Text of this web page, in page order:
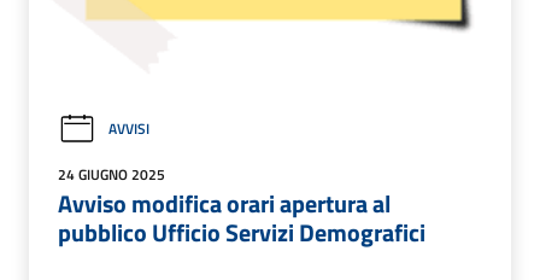
AVVISI
24 GIUGNO 2025
Avviso modifica orari apertura al
pubblico Ufficio Servizi Demografici